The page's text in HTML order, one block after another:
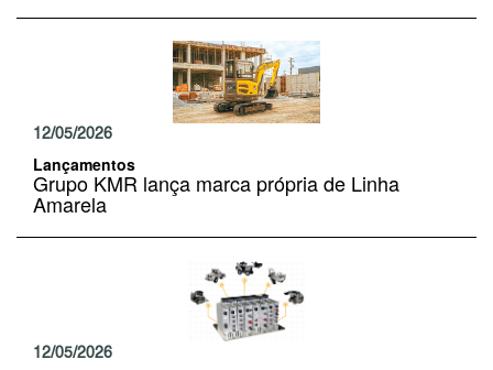
12/05/2026
Lançamentos
Grupo KMR lança marca própria de Linha
Amarela
12/05/2026